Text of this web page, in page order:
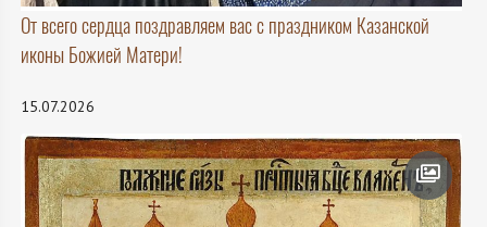
От всего сердца поздравляем вас с праздником Казанской
иконы Божией Матери!
15.07.2026